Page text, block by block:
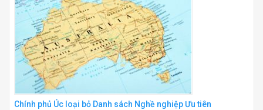
Chính phủ Úc loại bỏ Danh sách Nghề nghiệp Ưu tiên